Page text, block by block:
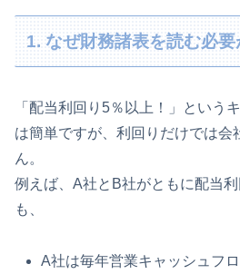
1. なぜ財務諸表を読む必要
「配当利回り5％以上！」という
は簡単ですが、利回りだけでは会
ん。
例えば、A社とB社がともに配当
も、
A社は毎年営業キャッシュフ